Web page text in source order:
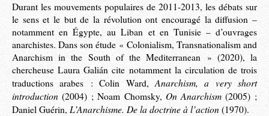
Durant les mouvements populaires de 2011-2013, les débats sur
le sens et le but de la révolution ont encouragé la diffusion –
notamment en Égypte, au Liban et en Tunisie – d’ouvrages
anarchistes. Dans son étude « Colonialism, Transnationalism and
Anarchism in the South of the Mediterranean » (2020), la
chercheuse Laura Galián cite notamment la circulation de trois
traductions arabes : Colin Ward,Anarchism, a very short
introduction (2004) ; Noam Chomsky, On Anarchism(2005) ;
Daniel Guérin, L’Anarchisme. De la doctrine à l’action (1970).